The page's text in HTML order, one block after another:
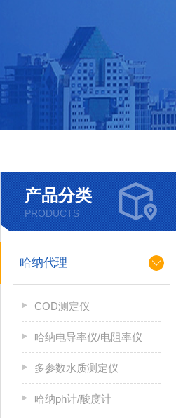
产品分类
PRODUCTS
哈纳代理
COD测定仪
哈纳电导率仪/电阻率仪
多参数水质测定仪
哈纳ph计/酸度计